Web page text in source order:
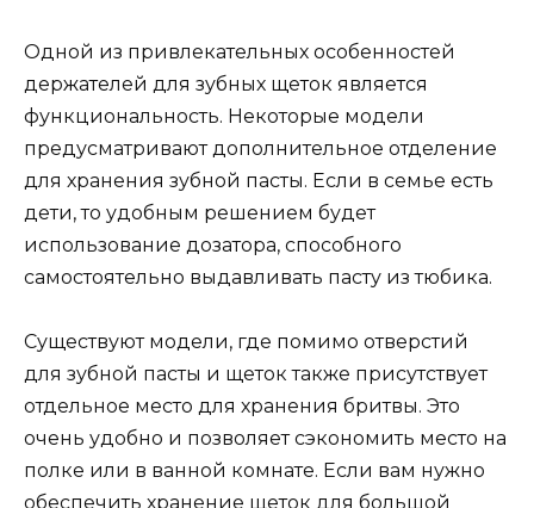
Одной из привлекательных особенностей
держателей для зубных щеток является
функциональность. Некоторые модели
предусматривают дополнительное отделение
для хранения зубной пасты. Если в семье есть
дети, то удобным решением будет
использование дозатора, способного
самостоятельно выдавливать пасту из тюбика.
Существуют модели, где помимо отверстий
для зубной пасты и щеток также присутствует
отдельное место для хранения бритвы. Это
очень удобно и позволяет сэкономить место на
полке или в ванной комнате. Если вам нужно
обеспечить хранение щеток для большой